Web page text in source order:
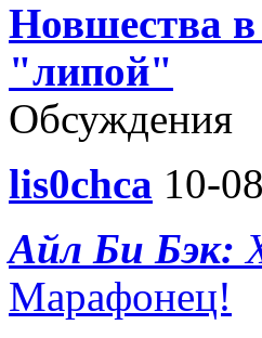
Новшества
"липой"
Обсуждения
lis0chca 10-
Айл Би Бэк:
Марафонец!